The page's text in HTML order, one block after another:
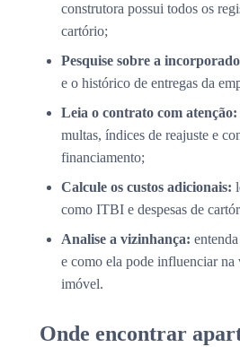
construtora possui todos os
cartório;
Pesquise sobre a
e o histórico de entregas da
Leia o contrato com atenção:
multas, índices de reajuste e
financiamento;
Calcule os custos adicionais:
como ITBI e despesas de
Analise a vizinhança:
e como ela pode influenciar na
imóvel.
Onde encontrar